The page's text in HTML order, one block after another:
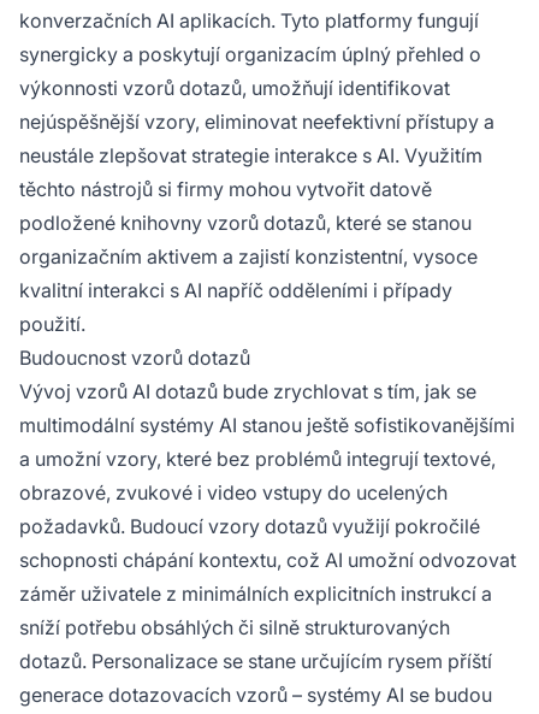
konverzačních AI aplikacích. Tyto platformy fungují
synergicky a poskytují organizacím úplný přehled o
výkonnosti vzorů dotazů, umožňují identifikovat
nejúspěšnější vzory, eliminovat neefektivní přístupy a
neustále zlepšovat strategie interakce s AI. Využitím
těchto nástrojů si firmy mohou vytvořit datově
podložené knihovny vzorů dotazů, které se stanou
organizačním aktivem a zajistí konzistentní, vysoce
kvalitní interakci s AI napříč odděleními i případy
použití.
Budoucnost vzorů dotazů
Vývoj vzorů AI dotazů bude zrychlovat s tím, jak se
multimodální systémy AI stanou ještě sofistikovanějšími
a umožní vzory, které bez problémů integrují textové,
obrazové, zvukové i video vstupy do ucelených
požadavků. Budoucí vzory dotazů využijí pokročilé
schopnosti chápání kontextu, což AI umožní odvozovat
záměr uživatele z minimálních explicitních instrukcí a
sníží potřebu obsáhlých či silně strukturovaných
dotazů. Personalizace se stane určujícím rysem příští
generace dotazovacích vzorů – systémy AI se budou